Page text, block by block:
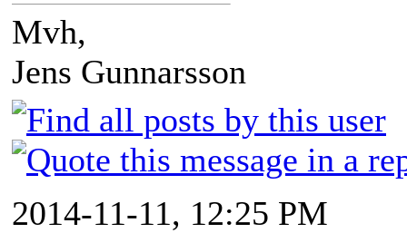
Mvh,
Jens Gunnarsson
2014-11-11, 12:25 PM